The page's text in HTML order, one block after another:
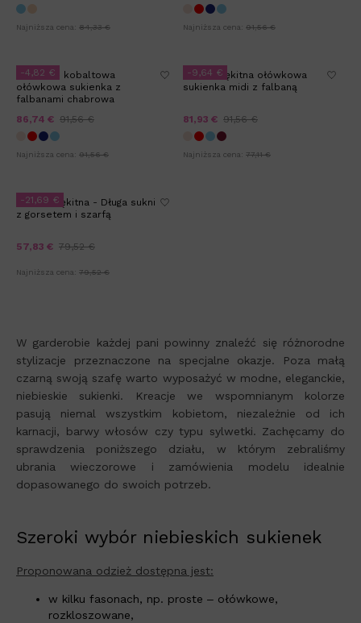
Najniższa cena: 84,33 € Najniższa cena: 91,56 €
KATNES - kobaltowa
ołówkowa sukienka z
falbanami chabrowa
86,74 € 91,56 €
Najniższa cena: 91,56 €
-4,82 €
TINA - błękitna ołówkowa
sukienka midi z falbaną
81,93 € 91,56 €
Najniższa cena: 77,11 €
-9,64 €
LUANA błękitna - Długa suknia
z gorsetem i szarfą
57,83 € 79,52 €
Najniższa cena: 79,52 €
-21,69 €
W garderobie każdej pani powinny znaleźć się różnorodne
stylizacje przeznaczone na specjalne okazje. Poza małą
czarną swoją szafę warto wyposażyć w modne, eleganckie,
niebieskie sukienki. Kreacje we wspomnianym kolorze
pasują niemal wszystkim kobietom, niezależnie od ich
karnacji, barwy włosów czy typu sylwetki. Zachęcamy do
sprawdzenia poniższego działu, w którym zebraliśmy
ubrania wieczorowe i zamówienia modelu idealnie
dopasowanego do swoich potrzeb.
Szeroki wybór niebieskich sukienek
Proponowana odzież dostępna jest:
w kilku fasonach, np. proste ‒ ołówkowe,
rozkloszowane,